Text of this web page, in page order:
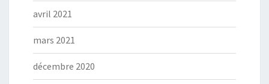
avril 2021
mars 2021
décembre 2020